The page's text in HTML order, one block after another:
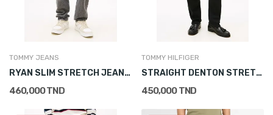
TOMMY JEANS
RYAN SLIM STRETCH JEANS BI0177
460,000 TND
TOMMY HILFIGER
STRAIGHT DENTON STRETCH JEANS
450,000 TND